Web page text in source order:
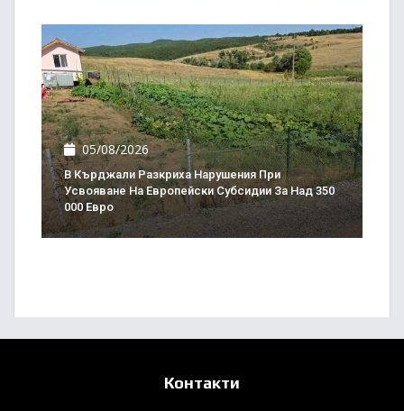
05/08/2026
В Кърджали Разкриха Нарушения При
Усвояване На Европейски Субсидии За Над 350
000 Евро
Контакти